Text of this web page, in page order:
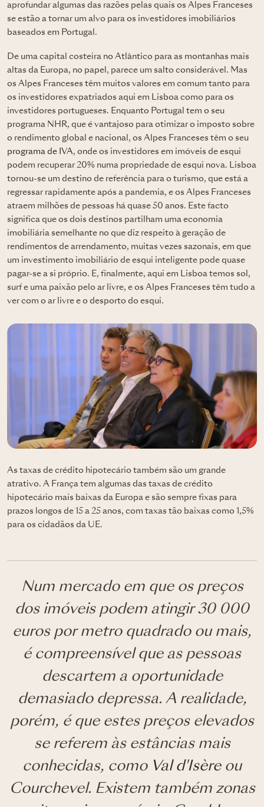
aprofundar algumas das razões pelas quais os Alpes Franceses
se estão a tornar um alvo para os investidores imobiliários
baseados em Portugal.
De uma capital costeira no Atlântico para as montanhas mais
altas da Europa, no papel, parece um salto considerável. Mas
os Alpes Franceses têm muitos valores em comum tanto para
os investidores expatriados aqui em Lisboa como para os
investidores portugueses. Enquanto Portugal tem o seu
programa NHR, que é vantajoso para otimizar o imposto sobre
o rendimento global e nacional, os Alpes Franceses têm o seu
programa de IVA, onde os investidores em imóveis de esqui
podem recuperar 20% numa propriedade de esqui nova. Lisboa
tornou-se um destino de referência para o turismo, que está a
regressar rapidamente após a pandemia, e os Alpes Franceses
atraem milhões de pessoas há quase 50 anos. Este facto
significa que os dois destinos partilham uma economia
imobiliária semelhante no que diz respeito à geração de
rendimentos de arrendamento, muitas vezes sazonais, em que
um investimento imobiliário de esqui inteligente pode quase
pagar-se a si próprio. E, finalmente, aqui em Lisboa temos sol,
surf e uma paixão pelo ar livre, e os Alpes Franceses têm tudo a
ver com o ar livre e o desporto do esqui.
As taxas de crédito hipotecário também são um grande
atrativo. A França tem algumas das taxas de crédito
hipotecário mais baixas da Europa e são sempre fixas para
prazos longos de 15 a 25 anos, com taxas tão baixas como 1,5%
para os cidadãos da UE.
Num mercado em que os preços
dos imóveis podem atingir 30 000
euros por metro quadrado ou mais,
é compreensível que as pessoas
descartem a oportunidade
demasiado depressa. A realidade,
porém, é que estes preços elevados
se referem às estâncias mais
conhecidas, como Val d'Isèreou
Courchevel. Existem também zonas